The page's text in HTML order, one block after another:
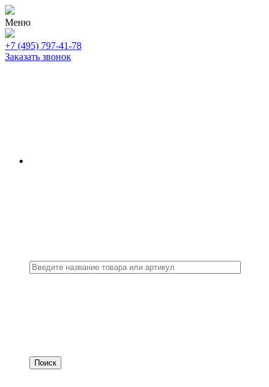
Меню
+7 (495) 797-41-78
Заказать звонок